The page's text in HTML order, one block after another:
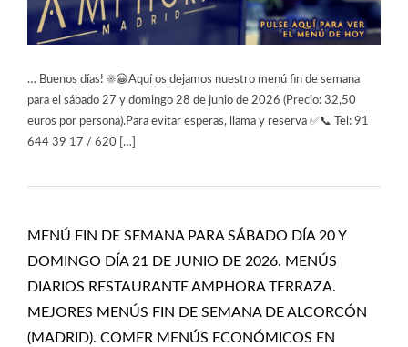
… Buenos días! ☀️😀Aquí os dejamos nuestro menú fin de semana
para el sábado 27 y domingo 28 de junio de 2026 (Precio: 32,50
euros por persona).Para evitar esperas, llama y reserva ✅📞 Tel: 91
644 39 17 / 620 […]
MENÚ FIN DE SEMANA PARA SÁBADO DÍA 20 Y
DOMINGO DÍA 21 DE JUNIO DE 2026. MENÚS
DIARIOS RESTAURANTE AMPHORA TERRAZA.
MEJORES MENÚS FIN DE SEMANA DE ALCORCÓN
(MADRID). COMER MENÚS ECONÓMICOS EN